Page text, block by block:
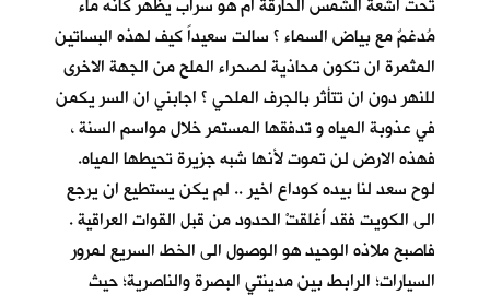
مُدغمٌ مع بياض السماء ؟ سالت سعيداً كيف لهذه البساتين
المثمرة ان تكون محاذية لصحراء الملح من الجهة الاخرى
للنهر دون ان تتأثر بالجرف الملحي ؟ اجابني ان السر يكمن
في عذوبة المياه و تدفقها المستمر خلال مواسم السنة ،
فهذه الارض لن تموت لأنها شبه جزيرة تحيطها المياه.
لوح سعد لنا بيده كوداع اخير .. لم يكن يستطيع ان يرجع
الى الكويت فقد أُغلقتْ الحدود من قبل القوات العراقية .
فاصبح ملاذه الوحيد هو الوصول الى الخط السريع لمرور
السيارات؛ الرابط بين مدينتي البصرة والناصرية؛ حيث